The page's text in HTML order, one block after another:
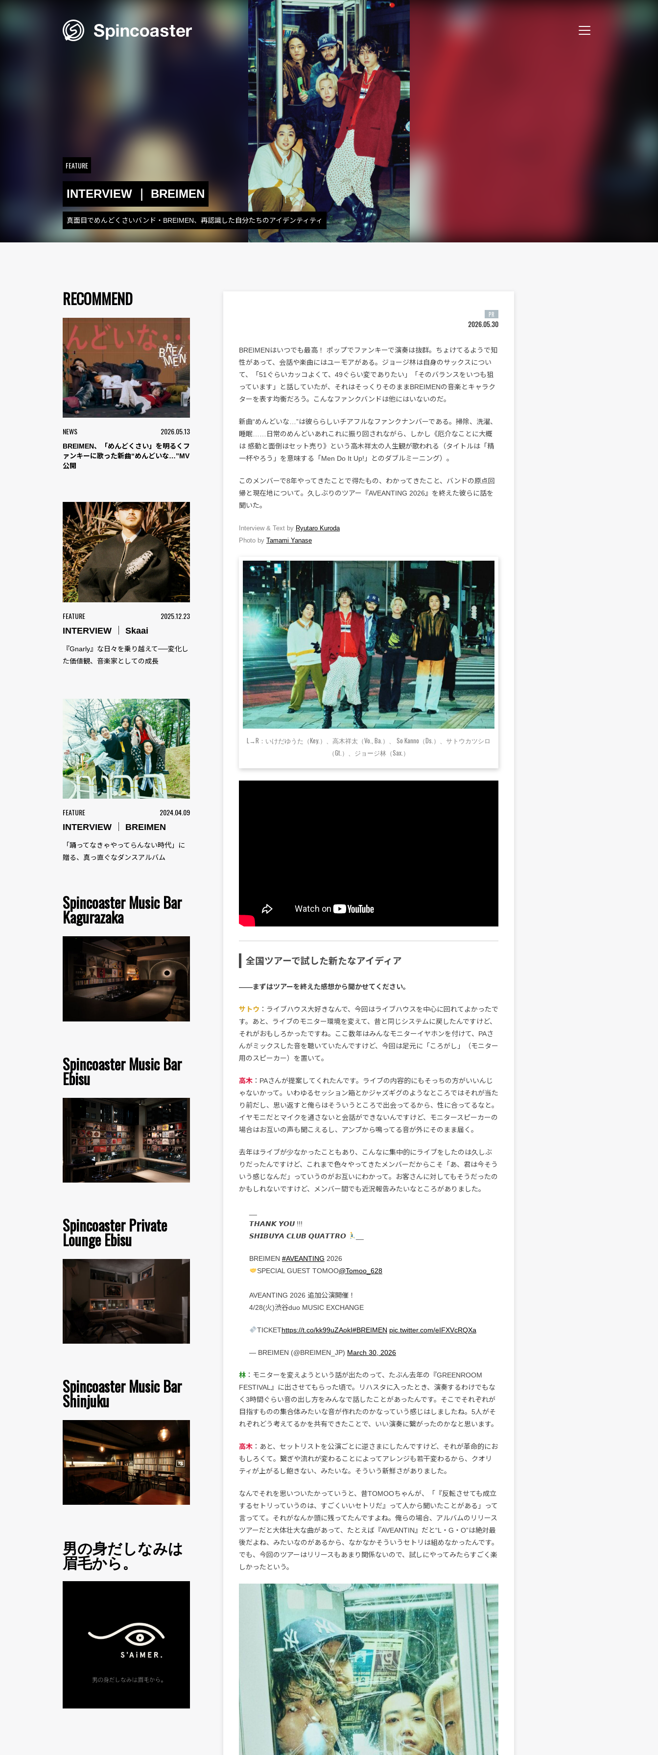
FEATURE
INTERVIEW ｜ BREIMEN
真面目でめんどくさいバンド・BREIMEN、再認識した自分たちのアイデンティティ
RECOMMEND
NEWS 2026.05.13
BREIMEN、「めんどくさい」を明るくフ
ァンキーに歌った新曲“めんどいな…”MV
公開
FEATURE 2025.12.23
INTERVIEW ｜ Skaai
『Gnarly』な日々を乗り越えて──変化し
た価値観、音楽家としての成長
FEATURE 2024.04.09
INTERVIEW ｜ BREIMEN
「踊ってなきゃやってらんない時代」に
贈る、真っ直ぐなダンスアルバム
Spincoaster Music Bar
Kagurazaka
Spincoaster Music Bar
Ebisu
Spincoaster Private
Lounge Ebisu
Spincoaster Music Bar
Shinjuku
男の身だしなみは
眉毛から。
PR
2026.05.30
BREIMENはいつでも最高！ ポップでファンキーで演奏は抜群。ちょけてるようで知
性があって、会話や楽曲にはユーモアがある。ジョージ林は自身のサックスについ
て、「51ぐらいカッコよくて、49ぐらい変でありたい」「そのバランスをいつも狙
っています」と話していたが、それはそっくりそのままBREIMENの音楽とキャラク
ターを表す均衡だろう。こんなファンクバンドは他にはいないのだ。
新曲“めんどいな…”は彼ららしいチアフルなファンクナンバーである。掃除、洗濯、
睡眠……日常のめんどいあれこれに振り回されながら、しかし《厄介なことに大概
は 感動と面倒はセット売り》という高木祥太の人生観が歌われる（タイトルは「精
一杯やろう」を意味する「Men Do It Up!」とのダブルミーニング）。
このメンバーで8年やってきたことで得たもの、わかってきたこと、バンドの原点回
帰と現在地について。久しぶりのツアー『AVEANTING 2026』を終えた彼らに話を
聞いた。
Interview & Text by Ryutaro Kuroda
Photo by Tamami Yanase
L→R：いけだゆうた（Key.）、高木祥太（Vo., Ba.）、 So Kanno（Ds.）、サトウカツシロ
（Gt.）、ジョージ林（Sax.）
全国ツアーで試した新たなアイディア
――まずはツアーを終えた感想から聞かせてください。
サトウ ：ライブハウス大好きなんで、今回はライブハウスを中心に回れてよかったで
す。あと、ライブのモニター環境を変えて、昔と同じシステムに戻したんですけど、
それがおもしろかったですね。ここ数年はみんなモニターイヤホンを付けて、PAさ
んがミックスした音を聴いていたんですけど、今回は足元に「ころがし」（モニター
用のスピーカー）を置いて。
高木 ：PAさんが提案してくれたんです。ライブの内容的にもそっちの方がいいんじ
ゃないかって。いわゆるセッション箱とかジャズギグのようなところではそれが当た
り前だし、思い返すと俺らはそういうところで出会ってるから、性に合ってるなと。
イヤモニだとマイクを通さないと会話ができないんですけど、モニタースピーカーの
場合はお互いの声も聞こえるし、アンプから鳴ってる音が外にそのまま届く。
去年はライブが少なかったこともあり、こんなに集中的にライブをしたのは久しぶ
りだったんですけど、これまで色々やってきたメンバーだからこそ「あ、君は今そう
いう感じなんだ」っていうのがお互いにわかって。お客さんに対してもそうだったの
かもしれないですけど、メンバー間でも近況報告みたいなところがありました。
𝙏𝙃𝘼𝙉𝙆 𝙔𝙊𝙐 !!!
𝙎𝙃𝙄𝘽𝙐𝙔𝘼 𝘾𝙇𝙐𝘽 𝙌𝙐𝘼𝙏𝙏𝙍𝙊
BREIMEN #AVEANTING 2026
SPECIAL GUEST TOMOO@Tomoo_628
AVEANTING 2026 追加公演開催！
4/28(火)渋谷duo MUSIC EXCHANGE
TICKEThttps://t.co/kk99uZAokI#BREIMEN pic.twitter.com/eIFXVcRQXa
— BREIMEN (@BREIMEN_JP) March 30, 2026
林 ：モニターを変えようという話が出たのって、たぶん去年の『GREENROOM
FESTIVAL』に出させてもらった頃で。リハスタに入ったとき、演奏するわけでもな
く3時間ぐらい音の出し方をみんなで話したことがあったんです。そこでそれぞれが
目指すものの集合体みたいな音が作れたのかなっていう感じはしましたね。5人がそ
れぞれどう考えてるかを共有できたことで、いい演奏に繋がったのかなと思います。
高木 ：あと、セットリストを公演ごとに逆さまにしたんですけど、それが革命的にお
もしろくて。繋ぎや流れが変わることによってアレンジも若干変わるから、クオリ
ティが上がるし飽きない、みたいな。そういう新鮮さがありました。
なんでそれを思いついたかっていうと、昔TOMOOちゃんが、「『反転させても成立
するセトリっていうのは、すごくいいセトリだ』って人から聞いたことがある」って
言ってて。それがなんか頭に残ってたんですよね。俺らの場合、アルバムのリリース
ツアーだと大体壮大な曲があって、たとえば『AVEANTIN』だと“L・G・O”は絶対最
後だよね、みたいなのがあるから、なかなかそういうセトリは組めなかったんです。
でも、今回のツアーはリリースもあまり関係ないので、試しにやってみたらすごく楽
しかったという。